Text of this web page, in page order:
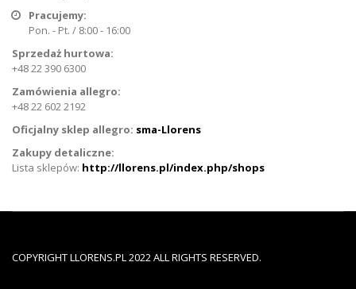
Pracujemy:
Pon. - Pt. / 8:00 - 16:00
Sprzedaż hurtowa:
+48 22 390 6300
Zamówienia allegro:
+48 22 602 2192
Oficjalny sklep allegro: sma-Llorens
Zakupy detaliczne:
Lista sklepów: http://llorens.pl/index.php/shops
COPYRIGHT LLORENS.PL 2022 ALL RIGHTS RESERVED.